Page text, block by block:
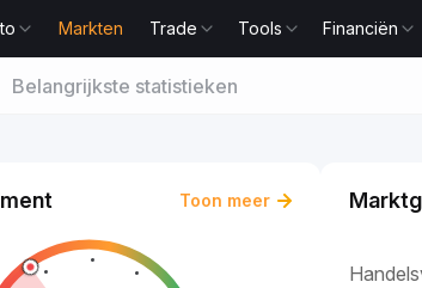
Markten Trade Tools Financiën
Belangrijkste statistieken
Toon meer